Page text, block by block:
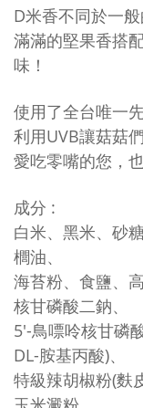
D米香不同於一
滿滿的堅果香搭
味！
使用了全台唯一
利用UVB讓菇菇
愛吃零嘴的您，
成分 :
白米、黑米、砂
櫚油、
海苔粉、食鹽、
核甘磷酸二鈉、
5'-鳥嘌呤核甘磷
DL-胺基丙酸)、
特級辣胡椒粉(麩